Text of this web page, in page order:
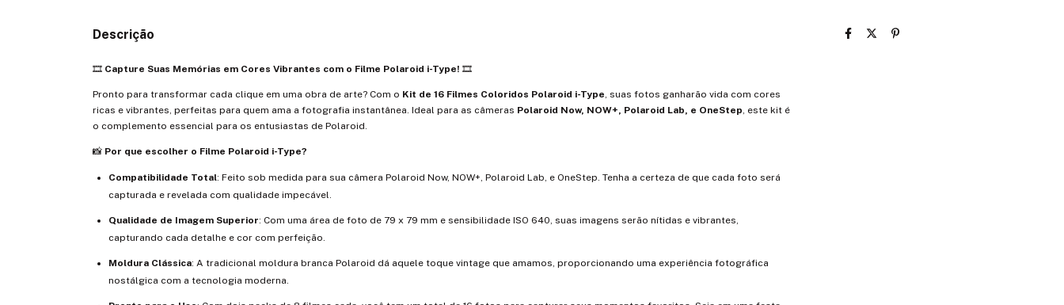
Descrição
🎞️ Capture Suas Memórias em Cores Vibrantes com o Filme Polaroid i-Type! 🎞️
Pronto para transformar cada clique em uma obra de arte? Com o Kit de 16 Filmes Coloridos Polaroid i-Type, suas fotos ganharão vida com cores
ricas e vibrantes, perfeitas para quem ama a fotografia instantânea. Ideal para as câmeras Polaroid Now, NOW+, Polaroid Lab, e OneStep, este kit é
o complemento essencial para os entusiastas de Polaroid.
📸 Por que escolher o Filme Polaroid i-Type?
Compatibilidade Total: Feito sob medida para sua câmera Polaroid Now, NOW+, Polaroid Lab, e OneStep. Tenha a certeza de que cada foto será
capturada e revelada com qualidade impecável.
Qualidade de Imagem Superior: Com uma área de foto de 79 x 79 mm e sensibilidade ISO 640, suas imagens serão nítidas e vibrantes,
capturando cada detalhe e cor com perfeição.
Moldura Clássica: A tradicional moldura branca Polaroid dá aquele toque vintage que amamos, proporcionando uma experiência fotográfica
nostálgica com a tecnologia moderna.